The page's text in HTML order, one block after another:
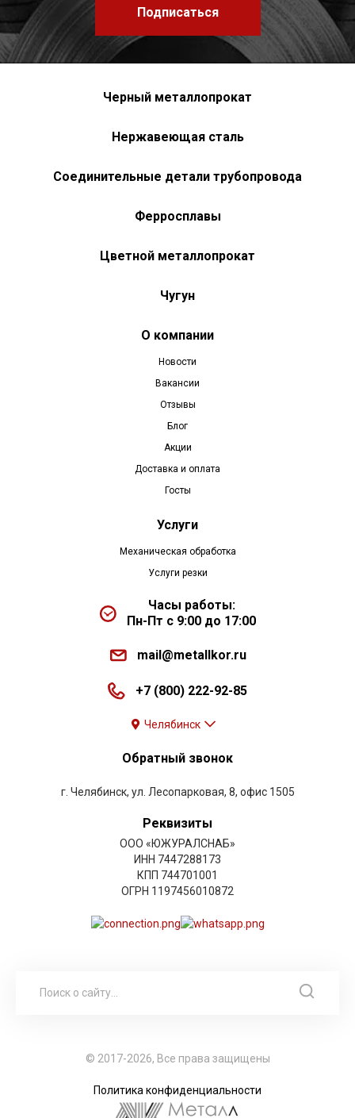
Подписаться
Черный металлопрокат
Нержавеющая сталь
Соединительные детали трубопровода
Ферросплавы
Цветной металлопрокат
Чугун
О компании
Новости
Вакансии
Отзывы
Блог
Акции
Доставка и оплата
Госты
Услуги
Механическая обработка
Услуги резки
Часы работы:
Пн-Пт с 9:00 до 17:00
mail@metallkor.ru
+7 (800) 222-92-85
Челябинск
Обратный звонок
г. Челябинск, ул. Лесопарковая, 8, офис 1505
Реквизиты
ООО «ЮЖУРАЛСНАБ»
ИНН 7447288173
КПП 744701001
ОГРН 1197456010872
© 2017-2026, Все права защищены
Политика конфиденциальности